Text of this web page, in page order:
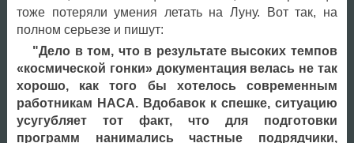
тоже потеряли умения летать на Луну. Вот так, на
полном серьезе и пишут:
"Дело в том, что в результате высоких темпов
«космической гонки» документация велась не так
хорошо, как того бы хотелось современным
работникам НАСА. Вдобавок к спешке, ситуацию
усугубляет тот факт, что для подготовки
программ нанимались частные подрядчики,